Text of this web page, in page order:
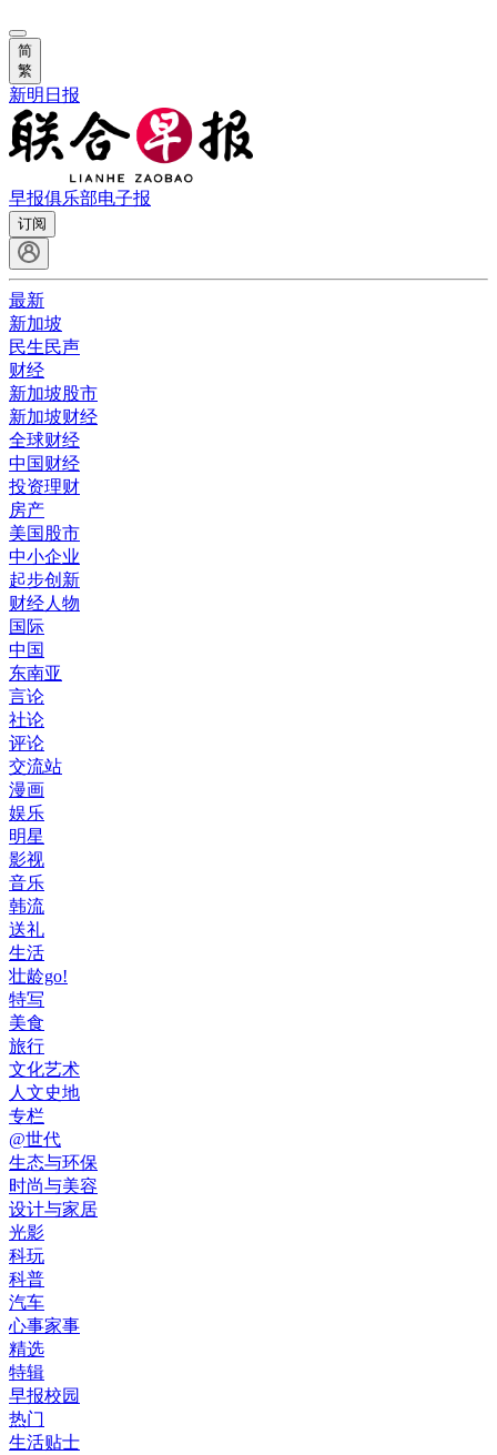
简
繁
新明日报
早报俱乐部电子报
订阅
最新
新加坡
民生民声
财经
新加坡股市
新加坡财经
全球财经
中国财经
投资理财
房产
美国股市
中小企业
起步创新
财经人物
国际
中国
东南亚
言论
社论
评论
交流站
漫画
娱乐
明星
影视
音乐
韩流
送礼
生活
壮龄go!
特写
美食
旅行
文化艺术
人文史地
专栏
@世代
生态与环保
时尚与美容
设计与家居
光影
科玩
科普
汽车
心事家事
精选
特辑
早报校园
热门
生活贴士